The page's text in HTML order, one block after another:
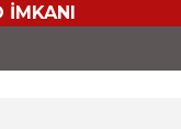
İMKANI